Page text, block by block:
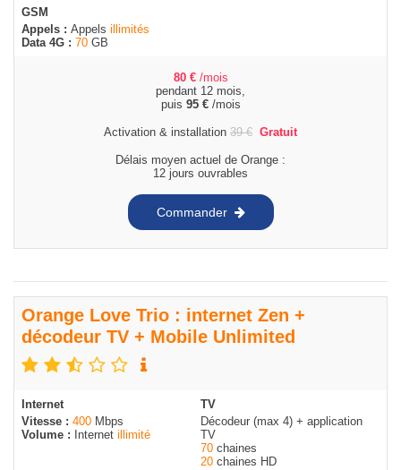
GSM
Appels : Appels illimités
Data 4G : 70 GB
80 € /mois
pendant 12 mois,
puis 95 €/mois
Activation & installation 39€ Gratuit
Délais moyen actuel de Orange :
12 jours ouvrables
Commander
Orange Love Trio : internet Zen +
décodeur TV + Mobile Unlimited
Internet
Vitesse : 400 Mbps
Volume :
Internet illimité
TV
Décodeur (max 4) + application
TV
70 chaines
20 chaines HD